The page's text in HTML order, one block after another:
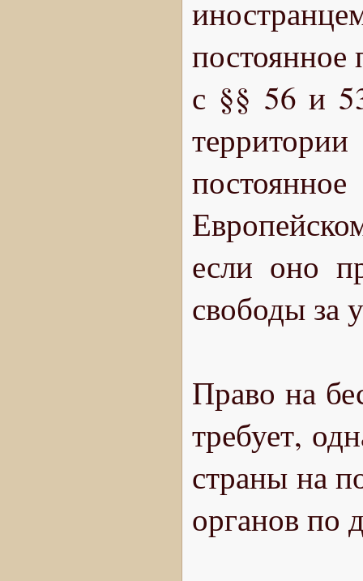
постоянное
с §§ 56 и
если оно
свободы за
Право на
требует,
страны на
органов по